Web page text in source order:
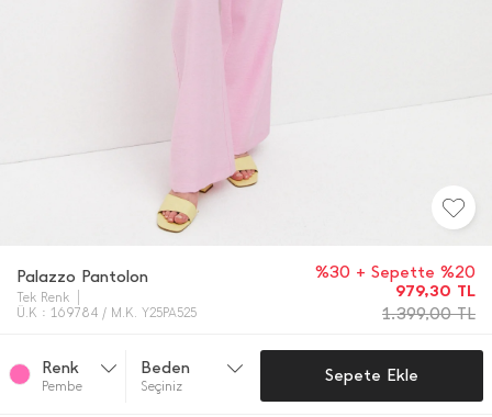
Palazzo Pantolon
Tek Renk
Ü.K : 169784 / M.K. Y25PA525
%30 + Sepette %20
979,30 TL
1.399,00TL
Renk
Pembe
Beden
Seçiniz
Sepete Ekle